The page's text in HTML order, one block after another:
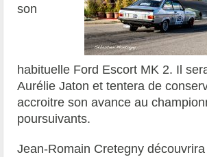
son
habituelle Ford Escort MK 2. Il
Aurélie Jaton et tentera de
accroitre son avance au
poursuivants.
Jean-Romain Cretegny